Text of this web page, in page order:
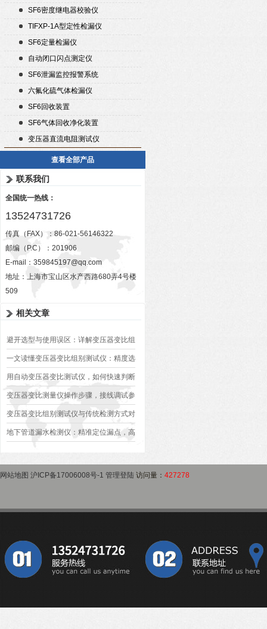
SF6密度继电器校验仪
TIFXP-1A型定性检漏仪
SF6定量检漏仪
自动闭口闪点测定仪
SF6泄漏监控报警系统
六氟化硫气体检漏仪
SF6回收装置
SF6气体回收净化装置
变压器直流电阻测试仪
查看全部产品
联系我们
全国统一热线：
13524731726
传真（FAX）：86-021-56146322
邮编（P.C）：201906
E-mail： 359845197@qq.com
地址：上海市宝山区水产西路680弄4号楼
509
相关文章
避开选型与使用误区：详解变压器变比组
别测试仪的日常校准方法、常见组别识别
异常排查方案
一文读懂变压器变比组别测试仪：精度选
型、接线规范、报告生成全流程标准化操
作指南
用自动变压器变比测试仪，如何快速判断
变压器是否合格？
变压器变比测量仪操作步骤，接线调试参
数设定变比测试数据保存使用教程
变压器变比组别测试仪与传统检测方式对
比：精度、速度与安全性深度分析
地下管道漏水检测仪：精准定位漏点，高
网站地图 沪ICP备17006008号-1 管理登陆 访问量： 427278